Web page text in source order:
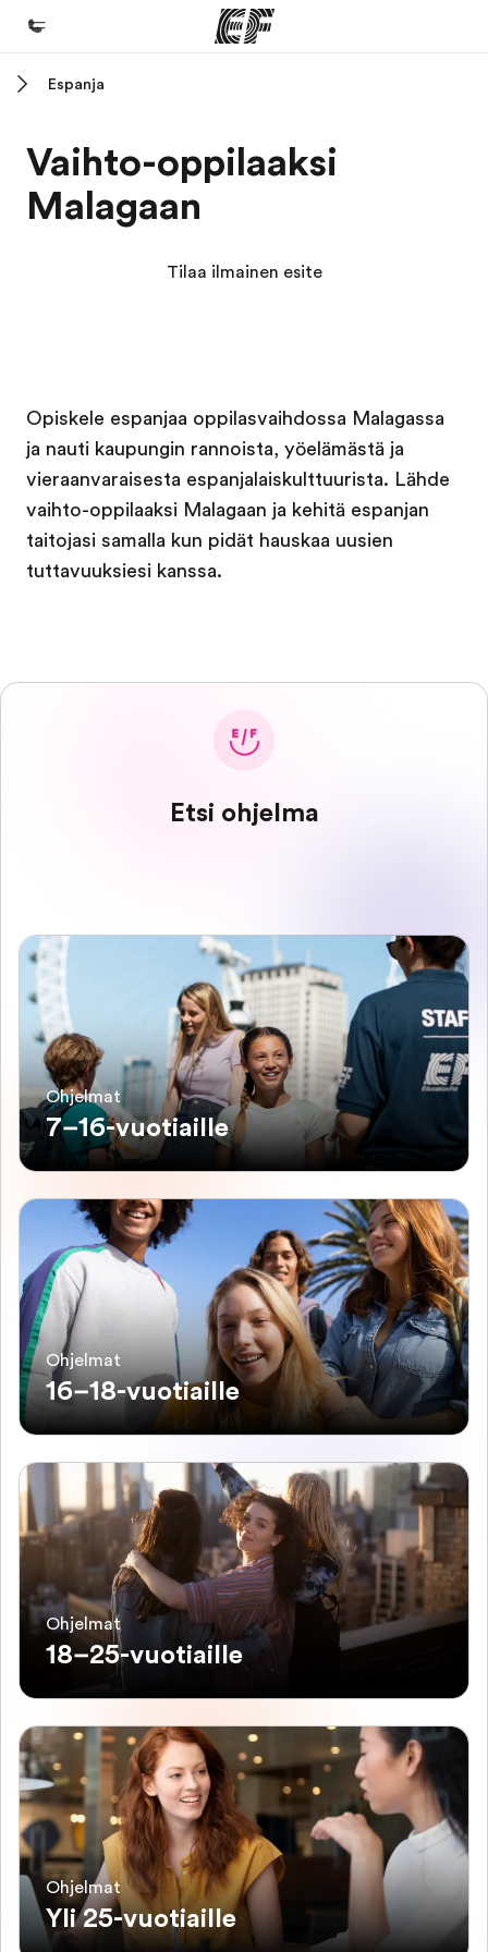
Kaikki EF-ohjelmat
Katso mitä kaikkea teemme
Työpaikat EF:llä
Liity joukkoomme
Espanja
Vaihto-oppilaaksi
Malagaan
Tilaa ilmainen esite
Opiskele espanjaa oppilasvaihdossa Malagassa
ja nauti kaupungin rannoista, yöelämästä ja
vieraanvaraisesta espanjalaiskulttuurista. Lähde
vaihto-oppilaaksi Malagaan ja kehitä espanjan
taitojasi samalla kun pidät hauskaa uusien
tuttavuuksiesi kanssa.
Etsi ohjelma
Ohjelmat
7–16-vuotiaille
Ohjelmat
16–18-vuotiaille
Ohjelmat
18–25-vuotiaille
Ohjelmat
Yli 25-vuotiaille